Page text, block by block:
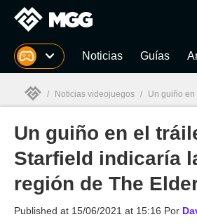
MGG Noticias Guías
MGG
/ Noticias videojuegos / Un guiño en el tráiler de
Un guiño en el
Starfield indicaría
región de The
Published at 15/06/2021 at 15:16 Por